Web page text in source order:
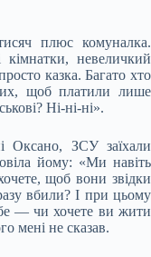
плюс комуналка.
невеличкий
казка. Багато хто
щоб платили лише
Ні-ні-ні».
Оксано, ЗСУ заїхали
йому: «Ми навіть
щоб вони звідки
вбили? І при цьому
— чи хочете ви жити
мені не сказав.